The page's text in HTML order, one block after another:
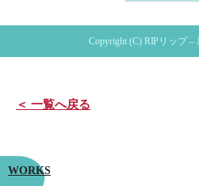
Copyright (C) RIPリップ
＜ 一覧へ戻る
WORKS